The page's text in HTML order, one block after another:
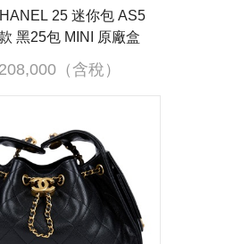
25 迷你包 AS5
黑25包 MINI 原廠盒
（含稅）